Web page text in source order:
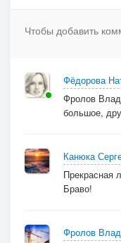
Чтобы добавить
Фёдорова
Фролов
большое,
Канюка
Прекрасная
Браво!
Фролов